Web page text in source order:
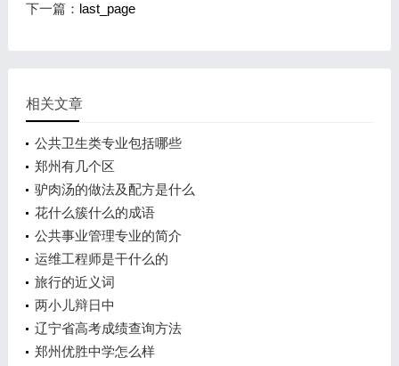
下一篇： last_page
相关文章
公共卫生类专业包括哪些
郑州有几个区
驴肉汤的做法及配方是什么
花什么簇什么的成语
公共事业管理专业的简介
运维工程师是干什么的
旅行的近义词
两小儿辩日中
辽宁省高考成绩查询方法
郑州优胜中学怎么样